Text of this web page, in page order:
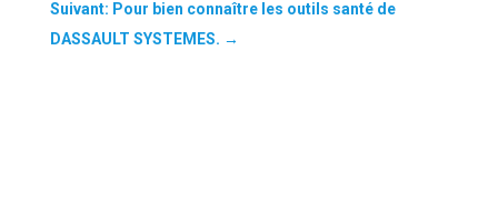
Suivant: Pour bien connaître les outils santé de
DASSAULT SYSTEMES. →